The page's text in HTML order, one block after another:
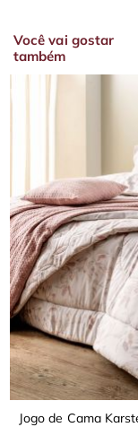
Você vai gostar
também
Jogo de Cama